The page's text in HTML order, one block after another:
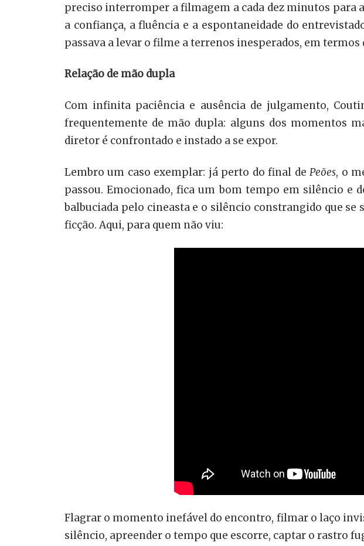
preciso interromper a filmagem a cada dez minutos para
a confiança, a fluência e a espontaneidade do
passava a levar o filme a terrenos inesperados, em termos
Relação de mão dupla
Com infinita paciência e ausência de julgamento,
frequentemente de mão dupla: alguns dos momentos
diretor é confrontado e instado a se expor.
Lembro um caso exemplar: já perto do final dePeões, o
passou. Emocionado, fica um bom tempo em silêncio e
balbuciada pelo cineasta e o silêncio constrangido que
ficção. Aqui, para quem não viu:
Flagrar o momento inefável do encontro, filmar o laço
silêncio, apreender o tempo que escorre, captar o rastro